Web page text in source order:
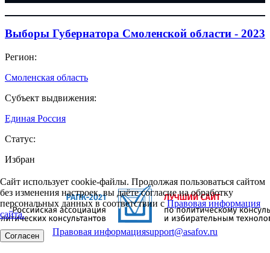
Выборы Губернатора Смоленской области - 2023
Регион:
Смоленская область
Субъект выдвижения:
Единая Россия
Статус:
Избран
Сайт использует cookie-файлы. Продолжая пользоваться сайтом
без изменения настроек, вы даёте согласие на обработку
персональных данных в соответствии сПравовая информация
сайта.
Согласен Правовая информацияsupport@asafov.ru